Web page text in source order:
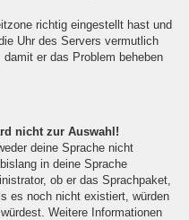
richtig eingestellt hast und
Uhr des Servers vermutlich
er das Problem beheben
nicht zur Auswahl!
deine Sprache nicht
in deine Sprache
ob er das Sprachpaket,
es noch nicht existiert, würden
Weitere Informationen